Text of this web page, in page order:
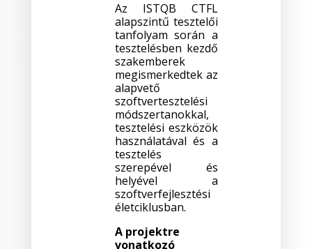
Az ISTQB CTFL
alapszintű tesztelői
tanfolyam során a
tesztelésben kezdő
szakemberek
megismerkedtek az
alapvető
szoftvertesztelési
módszertanokkal,
tesztelési eszközök
használatával és a
tesztelés
szerepével és
helyével a
szoftverfejlesztési
életciklusban.
A projektre
vonatkozó